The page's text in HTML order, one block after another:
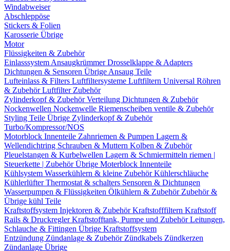
Windabweiser
Abschleppöse
Stickers & Folien
Karosserie Übrige
Motor
Flüssigkeiten & Zubehör
Einlasssystem AnsaugkrümmerDrosselklappe & Adapters
Dichtungen & Sensoren Übrige Ansaug Teile
Lufteinlass & Filters Luftfiltersysteme Luftfiltern Universal Röhren
& ZubehörLuftfilter Zubehör
Zylinderkopf & ZubehörVerteilung Dichtungen & Zubehör
Nockenwellen Nockenwelle Riemenscheiben ventile & Zubehör
Styling Teile Übrige Zylinderkopf & Zubehör
Turbo/Kompressor/NOS
Motorblock Innenteile Zahnriemen & Pumpen Lagern &
Wellendichtring Schrauben & Muttern Kolben & Zubehör
Pleuelstangen & Kurbelwellen Lagern & Schmiermitteln riemen |
Steuerkette | ZubehörÜbrige Moterblock Innenteile
Kühlsystem Wasserkühlern & kleine ZubehörKühlerschläuche
KühlerlüfterThermostat & schalters Sensoren & Dichtungen
Wasserpumpen & Flüssigkeiten Ölkühlern & Zubehör Zubehör &
Übrige kühl Teile
Kraftstoffsystem Injektoren & ZubehörKraftstofffiltern Kraftstoff
Rails & DruckreglerKraftstofftank, Pumpe und ZubehörLeitungen,
Schlauche & Fittingen Übrige Kraftstoffsystem
Entzündung Zündanlage & Zubehör Zündkabels Zündkerzen
Zündanlage Übrige